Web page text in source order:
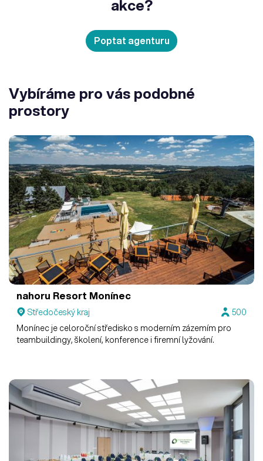
akce?
Poptat agenturu
Vybíráme pro vás podobné
prostory
nahoru Resort Monínec
Středočeský kraj
500
Monínec je celoroční středisko s moderním zázemím pro
teambuildingy, školení, konference i firemní lyžování.